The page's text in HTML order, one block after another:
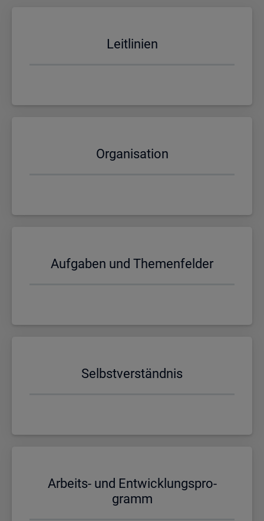
Leit­li­ni­en
Or­ga­ni­sa­ti­on
Auf­ga­ben und The­men­fel­der
Selbst­ver­ständ­nis
Ar­beits- und Ent­wick­lungs­pro­
gramm